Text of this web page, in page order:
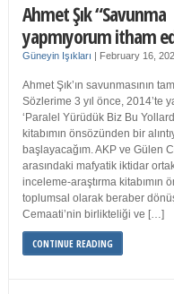
Ahmet Şık “Savunma
yapmıyorum itham
Güneyin Işıkları | February 16,
Ahmet Şık’ın savunmasının
Sözlerime 3 yıl önce, 2014’te
‘Paralel Yürüdük Biz Bu
kitabımın önsözünden bir
başlayacağım. AKP ve Gülen
arasındaki mafyatik iktidar
inceleme-araştırma kitabımın
toplumsal olarak beraber
Cemaati’nin birlikteliği ve […]
CONTINUE READING